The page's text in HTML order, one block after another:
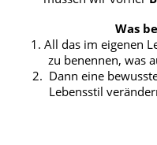
Was
1. All das im eigenen
zu benennen, was
2. Dann eine
Lebensstil